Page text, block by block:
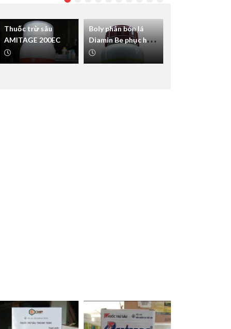
Thuốc trừ sâu
AMITAGE 200EC
Boly phân bón lá
Diamin Be phục hồi
cây sau khi thu
hoạch – cây già cỗi